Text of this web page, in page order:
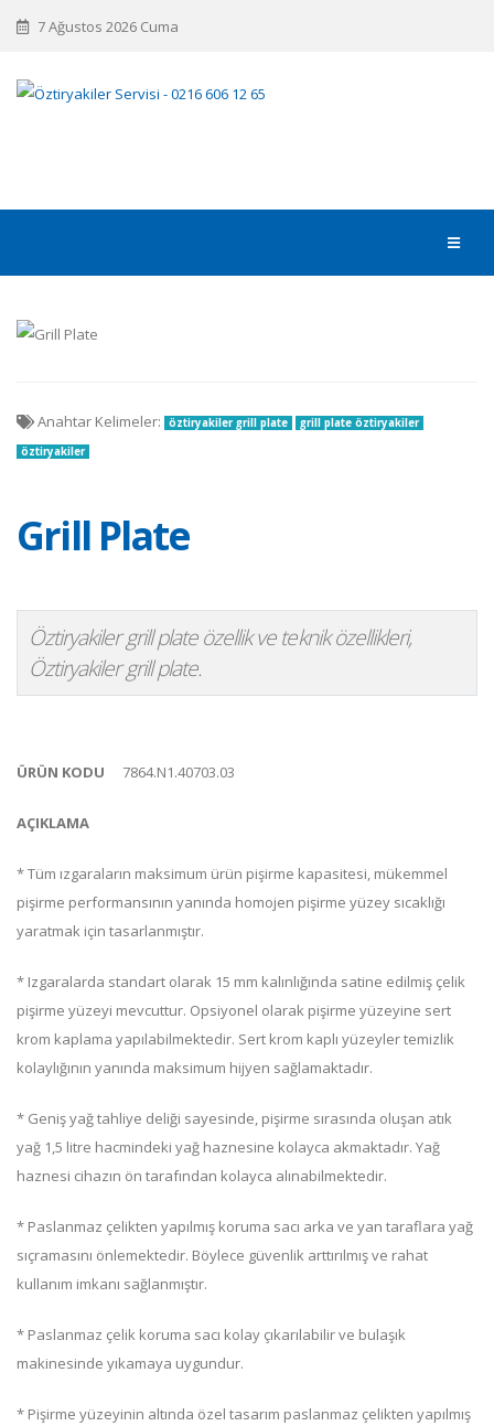
7 Ağustos 2026 Cuma
Grill Plate
Öztiryakiler grill plate özellik ve teknik özellikleri,
Öztiryakiler grill plate.
ÜRÜN KODU 7864.N1.40703.03
AÇIKLAMA
* Tüm ızgaraların maksimum ürün pişirme kapasitesi, mükemmel
pişirme performansının yanında homojen pişirme yüzey sıcaklığı
yaratmak için tasarlanmıştır.
* Izgaralarda standart olarak 15 mm kalınlığında satine edilmiş çelik
pişirme yüzeyi mevcuttur. Opsiyonel olarak pişirme yüzeyine sert
krom kaplama yapılabilmektedir. Sert krom kaplı yüzeyler temizlik
kolaylığının yanında maksimum hijyen sağlamaktadır.
* Geniş yağ tahliye deliği sayesinde, pişirme sırasında oluşan atık
yağ 1,5 litre hacmindeki yağ haznesine kolayca akmaktadır. Yağ
haznesi cihazın ön tarafından kolayca alınabilmektedir.
* Paslanmaz çelikten yapılmış koruma sacı arka ve yan taraflara yağ
sıçramasını önlemektedir. Böylece güvenlik arttırılmış ve rahat
kullanım imkanı sağlanmıştır.
* Paslanmaz çelik koruma sacı kolay çıkarılabilir ve bulaşık
makinesinde yıkamaya uygundur.
* Pişirme yüzeyinin altında özel tasarım paslanmaz çelikten yapılmış
Anahtar Kelimeler: öztiryakiler grill plate
grill plate öztiryakiler
öztiryakiler